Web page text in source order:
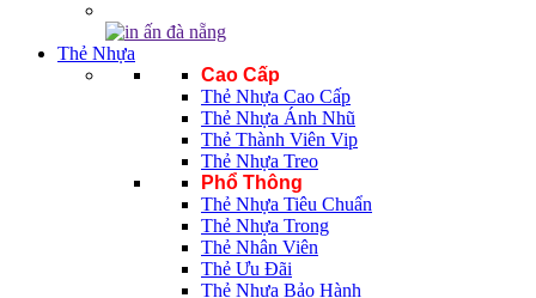
Thẻ Nhựa
Cao Cấp
Thẻ Nhựa Cao Cấp
Thẻ Nhựa Ánh Nhũ
Thẻ Thành Viên Vip
Thẻ Nhựa Treo
Phổ Thông
Thẻ Nhựa Tiêu Chuẩn
Thẻ Nhựa Trong
Thẻ Nhân Viên
Thẻ Ưu Đãi
Thẻ Nhựa Bảo Hành